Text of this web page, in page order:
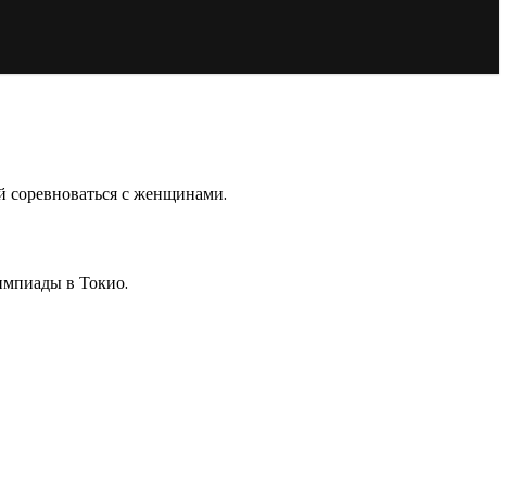
соревноваться с женщинами.
в Токио.